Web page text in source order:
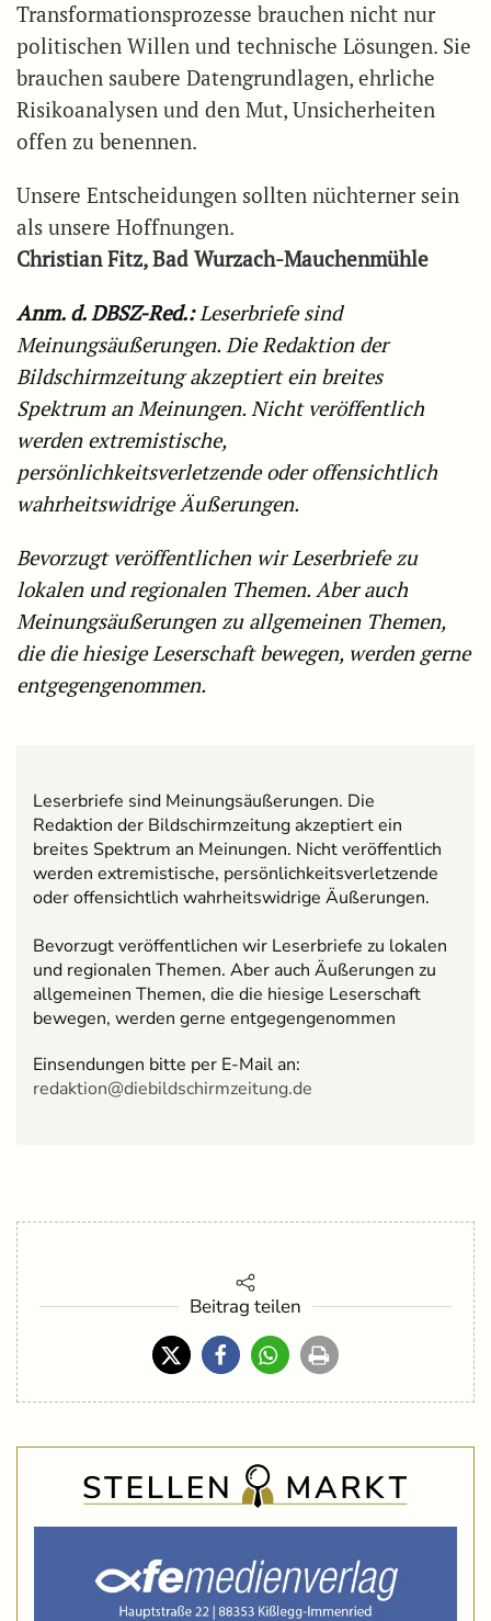
Transformationsprozesse brauchen nicht nur
politischen Willen und technische Lösungen. Sie
brauchen saubere Datengrundlagen, ehrliche
Risikoanalysen und den Mut, Unsicherheiten
offen zu benennen.
Unsere Entscheidungen sollten nüchterner sein
als unsere Hoffnungen.
Christian Fitz, Bad Wurzach-Mauchenmühle
Anm. d. DBSZ-Red.:Leserbriefe sind
Meinungsäußerungen. Die Redaktion der
Bildschirmzeitung akzeptiert ein breites
Spektrum an Meinungen. Nicht veröffentlich
werden extremistische,
persönlichkeitsverletzende oder offensichtlich
wahrheitswidrige Äußerungen.
Bevorzugt veröffentlichen wir Leserbriefe zu
lokalen und regionalen Themen. Aber auch
Meinungsäußerungen zu allgemeinen Themen,
die die hiesige Leserschaft bewegen, werden gerne
entgegengenommen.
Leserbriefe sind Meinungsäußerungen. Die
Redaktion der Bildschirmzeitung akzeptiert ein
breites Spektrum an Meinungen. Nicht veröffentlich
werden extremistische, persönlichkeitsverletzende
oder offensichtlich wahrheitswidrige Äußerungen.
Bevorzugt veröffentlichen wir Leserbriefe zu lokalen
und regionalen Themen. Aber auch Äußerungen zu
allgemeinen Themen, die die hiesige Leserschaft
bewegen, werden gerne entgegengenommen
Einsendungen bitte per E-Mail an:
redaktion@diebildschirmzeitung.de
Beitrag teilen